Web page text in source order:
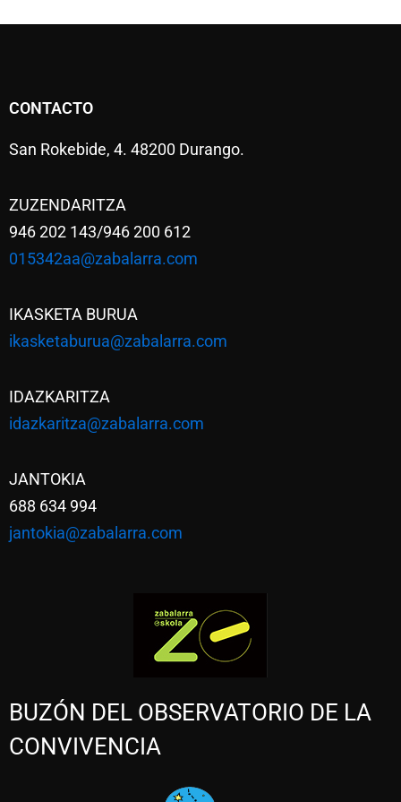
CONTACTO
San Rokebide, 4. 48200 Durango.
ZUZENDARITZA
946 202 143/946 200 612
015342aa@zabalarra.com
IKASKETA BURUA
ikasketaburua@zabalarra.com
IDAZKARITZA
idazkaritza@zabalarra.com
JANTOKIA
688 634 994
jantokia@zabalarra.com
BUZÓN DEL OBSERVATORIO DE LA
CONVIVENCIA